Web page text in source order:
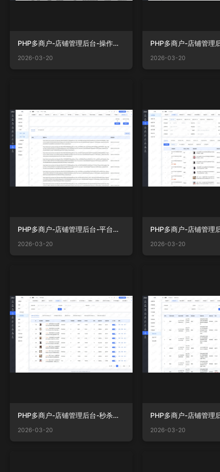
PHP多商户-店铺管理后台-操作日志.png
2026-03-20 2026-03-20
PHP多商户-店铺管理后台-平台一号通.png
2026-03-20 2026-03-20
PHP多商户-店铺管理后台-秒杀商品.png
2026-03-20 2026-03-20